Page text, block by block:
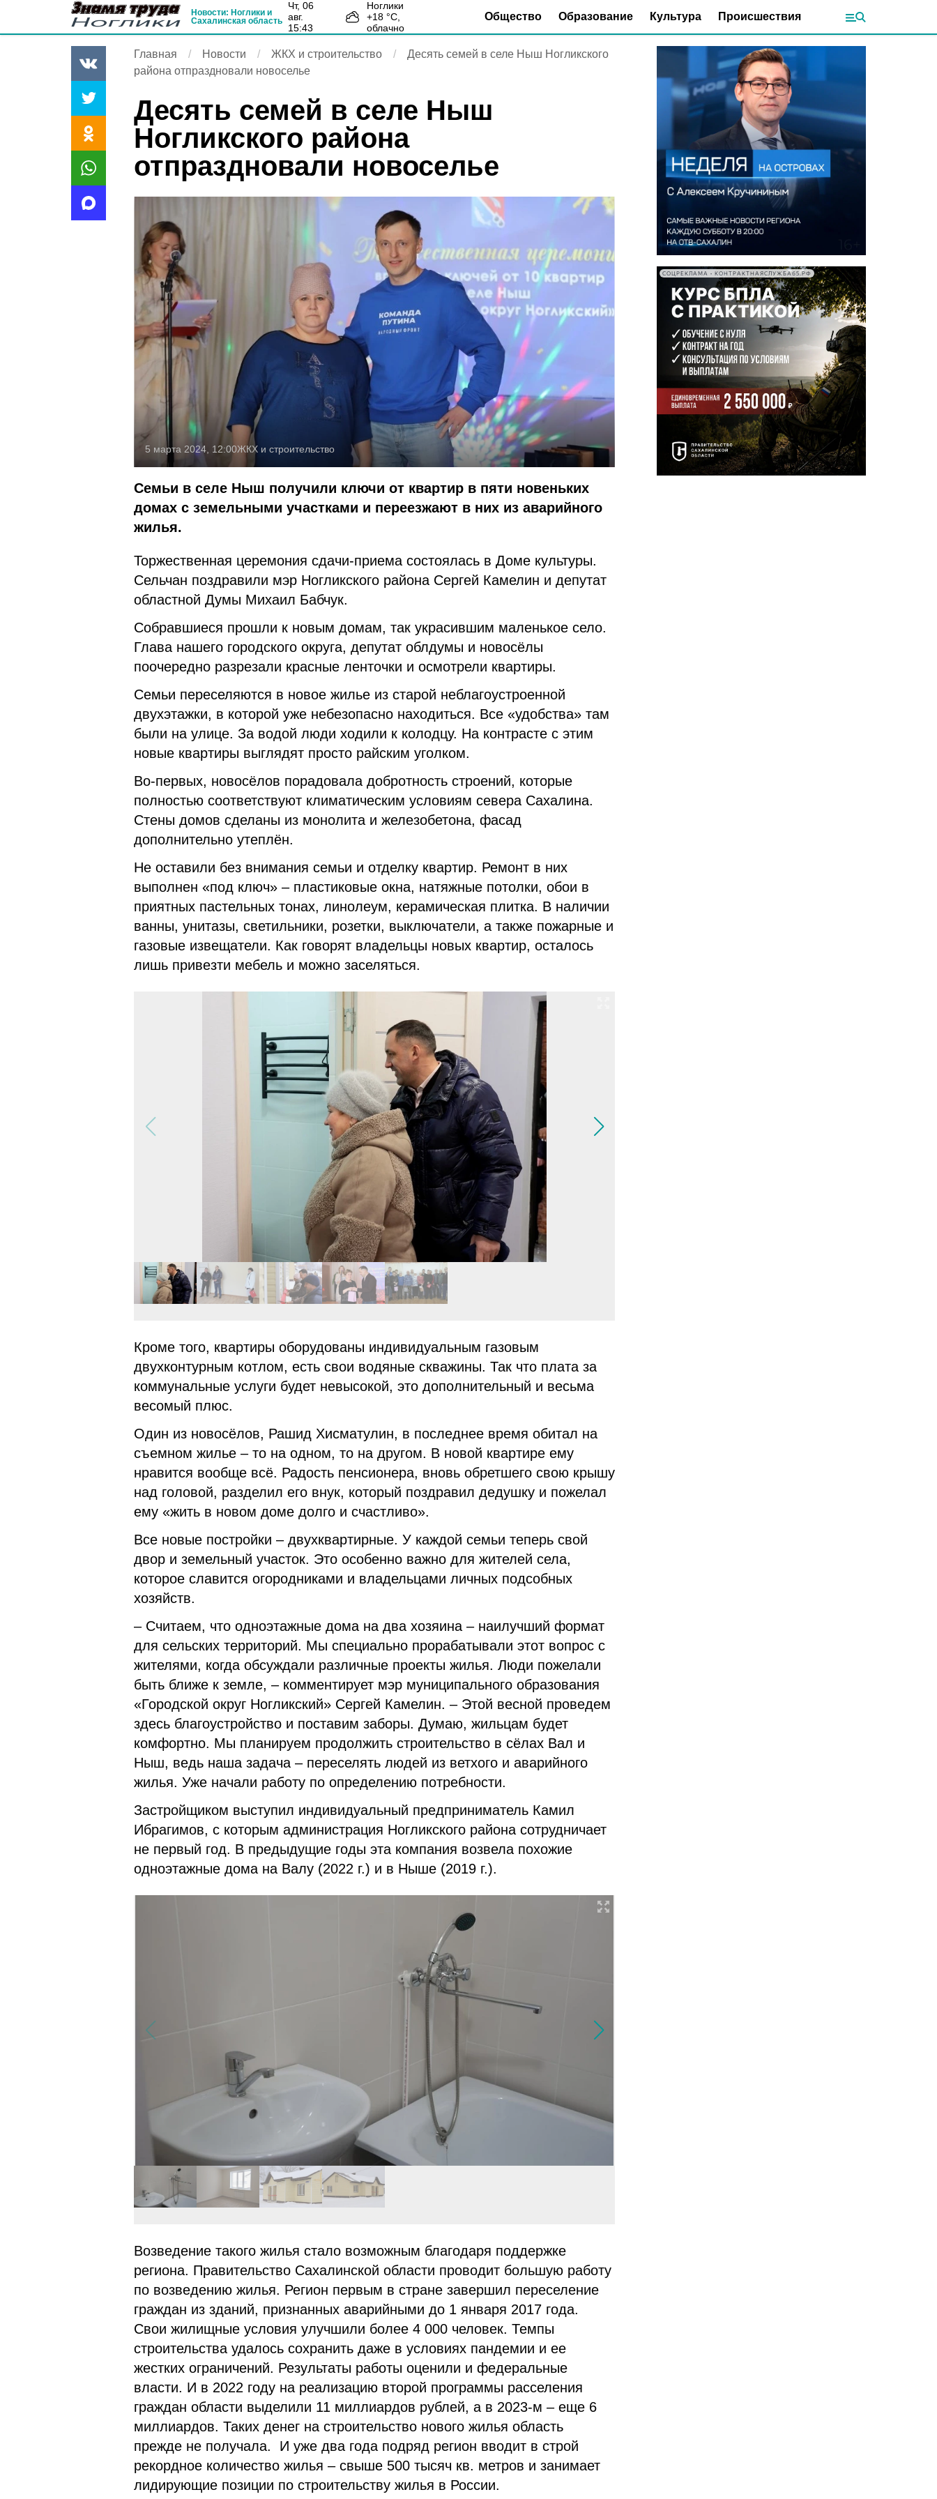
Новости: Ноглики и
Сахалинская область
чт, 06
авг.
15:43
Ноглики
+18°С,
облачно
Общество Образование Культура Происшествия
Главная Новости ЖКХ и строительство
Десять семей в селе Ныш Ногликского
района отпраздновали новоселье
Десять семей в селе Ныш
Ногликского района
отпраздновали новоселье
5 марта 2024, 12:00ЖКХ и строительство
Семьи в селе Ныш получили ключи от квартир в пяти новеньких
домах с земельными участками и переезжают в них из аварийного
жилья.
Торжественная церемония сдачи-приема состоялась в Доме культуры.
Сельчан поздравили мэр Ногликского района Сергей Камелин и депутат
областной Думы Михаил Бабчук.
Собравшиеся прошли к новым домам, так украсившим маленькое село.
Глава нашего городского округа, депутат облдумы и новосёлы
поочередно разрезали красные ленточки и осмотрели квартиры.
Семьи переселяются в новое жилье из старой неблагоустроенной
двухэтажки, в которой уже небезопасно находиться. Все «удобства» там
были на улице. За водой люди ходили к колодцу. На контрасте с этим
новые квартиры выглядят просто райским уголком.
Во-первых, новосёлов порадовала добротность строений, которые
полностью соответствуют климатическим условиям севера Сахалина.
Стены домов сделаны из монолита и железобетона, фасад
дополнительно утеплён.
Не оставили без внимания семьи и отделку квартир. Ремонт в них
выполнен «под ключ» – пластиковые окна, натяжные потолки, обои в
приятных пастельных тонах, линолеум, керамическая плитка. В наличии
ванны, унитазы, светильники, розетки, выключатели, а также пожарные и
газовые извещатели. Как говорят владельцы новых квартир, осталось
лишь привезти мебель и можно заселяться.
Кроме того, квартиры оборудованы индивидуальным газовым
двухконтурным котлом, есть свои водяные скважины. Так что плата за
коммунальные услуги будет невысокой, это дополнительный и весьма
весомый плюс.
Один из новосёлов, Рашид Хисматулин, в последнее время обитал на
съемном жилье – то на одном, то на другом. В новой квартире ему
нравится вообще всё. Радость пенсионера, вновь обретшего свою крышу
над головой, разделил его внук, который поздравил дедушку и пожелал
ему «жить в новом доме долго и счастливо».
Все новые постройки – двухквартирные. У каждой семьи теперь свой
двор и земельный участок. Это особенно важно для жителей села,
которое славится огородниками и владельцами личных подсобных
хозяйств.
– Считаем, что одноэтажные дома на два хозяина – наилучший формат
для сельских территорий. Мы специально прорабатывали этот вопрос с
жителями, когда обсуждали различные проекты жилья. Люди пожелали
быть ближе к земле, – комментирует мэр муниципального образования
«Городской округ Ногликский» Сергей Камелин. – Этой весной проведем
здесь благоустройство и поставим заборы. Думаю, жильцам будет
комфортно. Мы планируем продолжить строительство в сёлах Вал и
Ныш, ведь наша задача – переселять людей из ветхого и аварийного
жилья. Уже начали работу по определению потребности.
Застройщиком выступил индивидуальный предприниматель Камил
Ибрагимов, с которым администрация Ногликского района сотрудничает
не первый год. В предыдущие годы эта компания возвела похожие
одноэтажные дома на Валу (2022 г.) и в Ныше (2019 г.).
Возведение такого жилья стало возможным благодаря поддержке
региона. Правительство Сахалинской области проводит большую работу
по возведению жилья. Регион первым в стране завершил переселение
граждан из зданий, признанных аварийными до 1 января 2017 года.
Свои жилищные условия улучшили более 4 000 человек. Темпы
строительства удалось сохранить даже в условиях пандемии и ее
жестких ограничений. Результаты работы оценили и федеральные
власти. И в 2022 году на реализацию второй программы расселения
граждан области выделили 11 миллиардов рублей, а в 2023-м – еще 6
миллиардов. Таких денег на строительство нового жилья область
прежде не получала. И уже два года подряд регион вводит в строй
рекордное количество жилья – свыше 500 тысяч кв. метров и занимает
лидирующие позиции по строительству жилья в России.
СОЦРЕКЛАМА • КОНТРАКТНАЯСЛУЖБА65.РФ